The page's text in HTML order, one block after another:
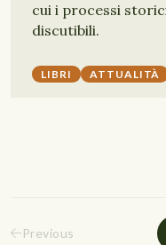
cui i processi
discutibili.
LIBRI ATTUALITÀ
Previous